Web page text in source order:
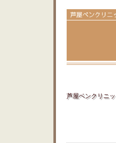
芦屋ベンクリニ